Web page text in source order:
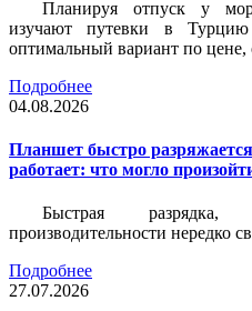
Планируя отпуск у
изучают путевки в
оптимальный вариант по цене,
Подробнее
04.08.2026
Планшет быстро
работает: что могло
Быстрая
производительности нередко
Подробнее
27.07.2026